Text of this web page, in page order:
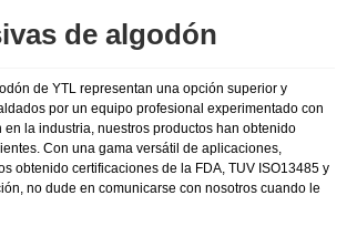
de algodón
de YTL representan una opción superior y
por un equipo profesional experimentado con
la industria, nuestros productos han obtenido
Con una gama versátil de aplicaciones,
obtenido certificaciones de la FDA, TUV ISO13485 y
no dude en comunicarse con nosotros cuando le